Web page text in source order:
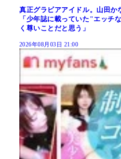
真正グラビアアイドル。山田か
「少年誌に載っていた"エッチ
く尊いことだと思う」
2026年08月03日 21:00